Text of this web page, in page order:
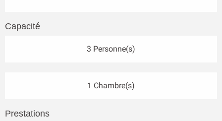
Capacité
3 Personne(s)
1 Chambre(s)
Prestations